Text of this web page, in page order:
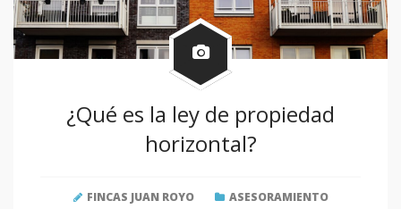
¿Qué es la ley de propiedad
horizontal?
FINCAS JUAN ROYO ASESORAMIENTO